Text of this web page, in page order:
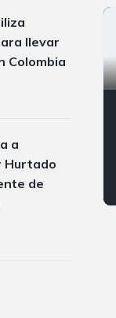
llevar
Colombia
a
Hurtado
de